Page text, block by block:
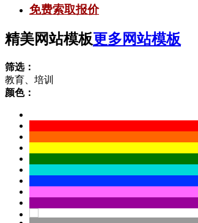
免费索取报价
精美网站模板更多网站模板
筛选：
教育、培训
颜色：